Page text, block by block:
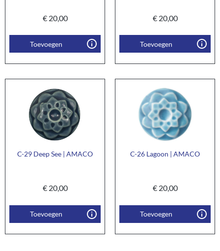
€20,00
Toevoegen
€20,00
Toevoegen
C-29 Deep See | AMACO
€20,00
Toevoegen
C-26 Lagoon | AMACO
€20,00
Toevoegen